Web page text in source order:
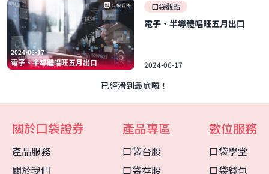
2024-06-17
電子、半導體唱旺五月出口
口袋觀點
電子、半導體唱旺五月出口
2024-06-17
已經滑到最底囉！
關於口袋證券
產品服務
關於我們
產品專區
口袋台股
口袋存股
數位服務
口袋學堂
口袋錢包